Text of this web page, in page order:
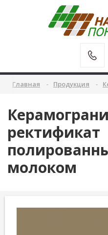
Главная Продукция
ректификат
молоком